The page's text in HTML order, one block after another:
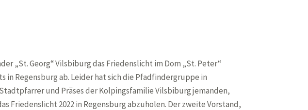
„St. Georg“ Vilsbiburg das Friedenslicht im Dom „St. Peter“
in Regensburg ab. Leider hat sich die Pfadfindergruppe in
und Präses der Kolpingsfamilie Vilsbiburg jemanden,
Friedenslicht 2022 in Regensburg abzuholen. Der zweite Vorstand,